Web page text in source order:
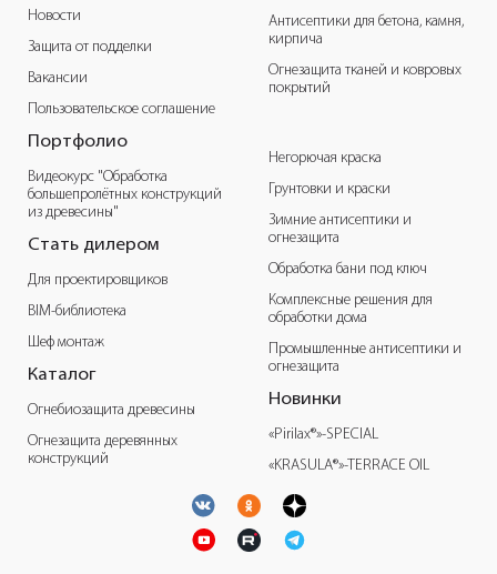
Новости
Защита от подделки
Вакансии
Пользовательское соглашение
Портфолио
Видеокурс "Обработка
большепролётных конструкций
из древесины"
Стать дилером
Для проектировщиков
BIM-библиотека
Шеф монтаж
Каталог
Огнебиозащита древесины
Огнезащита деревянных
конструкций
Антисептики для бетона, камня,
кирпича
Огнезащита тканей и ковровых
покрытий
Негорючая краска
Грунтовки и краски
Зимние антисептики и
огнезащита
Обработка бани под ключ
Комплексные решения для
обработки дома
Промышленные антисептики и
огнезащита
Новинки
«Pirilax®»-SPECIAL
«KRASULA®»-TERRACE OIL